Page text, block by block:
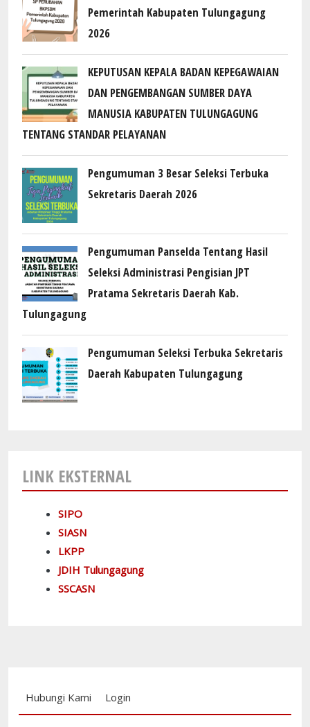
Pemerintah Kabupaten Tulungagung
2026
KEPUTUSAN KEPALA BADAN KEPEGAWAIAN
DAN PENGEMBANGAN SUMBER DAYA
MANUSIA KABUPATEN TULUNGAGUNG
TENTANG STANDAR PELAYANAN
Pengumuman 3 Besar Seleksi Terbuka
Sekretaris Daerah 2026
Pengumuman Panselda Tentang Hasil
Seleksi Administrasi Pengisian JPT
Pratama Sekretaris Daerah Kab.
Tulungagung
Pengumuman Seleksi Terbuka Sekretaris
Daerah Kabupaten Tulungagung
LINK EKSTERNAL
SIPO
SIASN
LKPP
JDIH Tulungagung
SSCASN
Footer menu
Hubungi Kami Login